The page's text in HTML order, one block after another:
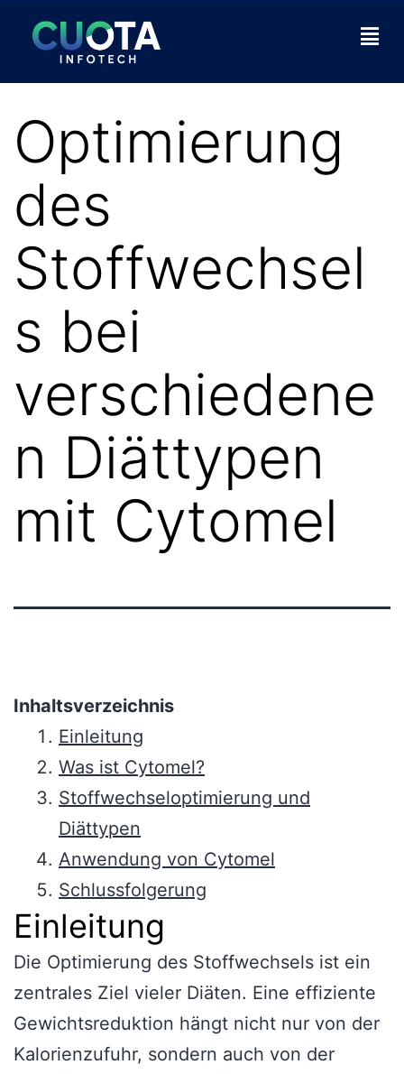
Optimierung
des
Stoffwechsel
s bei
verschiedene
n Diättypen
mit Cytomel
Inhaltsverzeichnis
Einleitung
Was ist Cytomel?
Stoffwechseloptimierung und
Diättypen
Anwendung von Cytomel
Schlussfolgerung
Einleitung
Die Optimierung des Stoffwechsels ist ein
zentrales Ziel vieler Diäten. Eine effiziente
Gewichtsreduktion hängt nicht nur von der
Kalorienzufuhr, sondern auch von der